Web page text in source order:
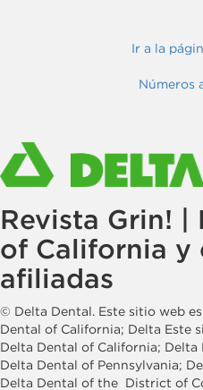
Ir a la
Números
Revista Grin! |
of California y
afiliadas
© Delta Dental. Este sitio web
Dental of California; Delta Este
Delta Dental of California; Delta
Delta Dental of Pennsylvania;
Delta Dental of the District of